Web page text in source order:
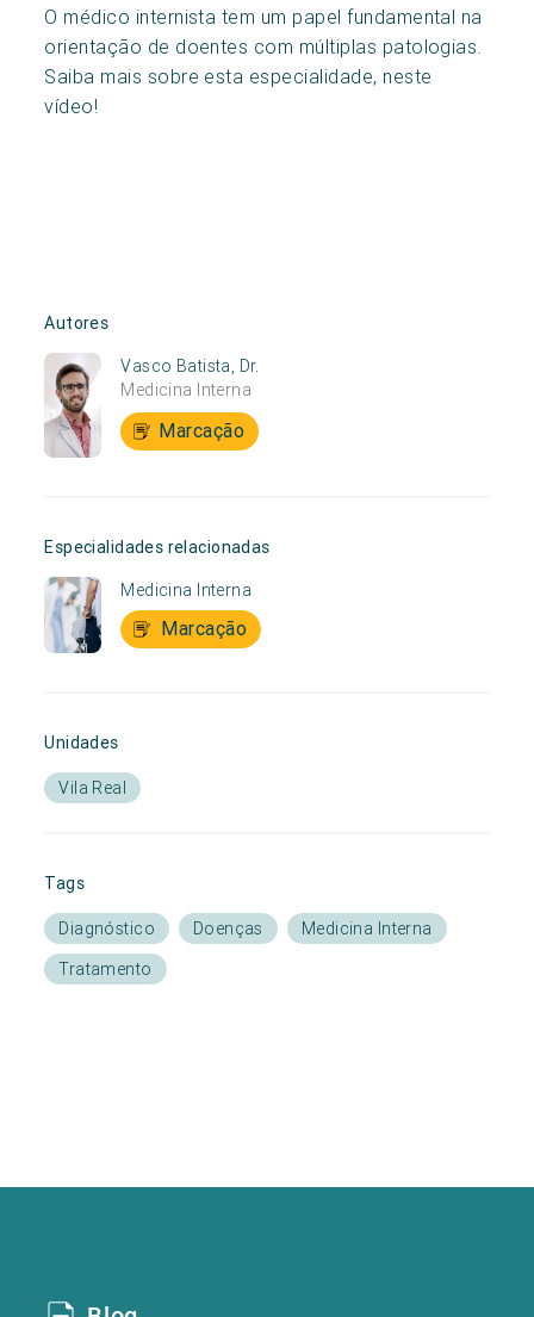
O médico internista tem um papel fundamental na
orientação de doentes com múltiplas patologias.
Saiba mais sobre esta especialidade, neste
vídeo!
Autores
Vasco Batista, Dr.
Medicina Interna
Marcação
Especialidades relacionadas
Medicina Interna
Marcação
Unidades
Vila Real
Tags
Diagnóstico Doenças
Medicina Interna
Tratamento